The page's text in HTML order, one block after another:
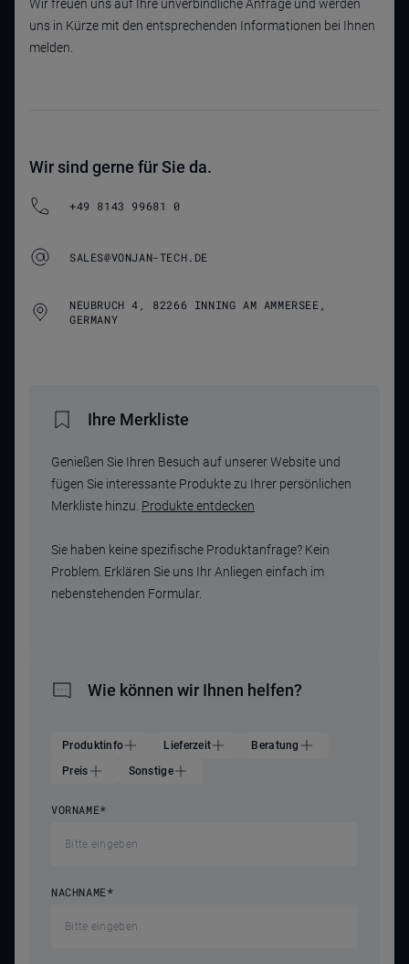
Wir freuen uns auf Ihre unverbindliche Anfrage und werden
uns in Kürze mit den entsprechenden Informationen bei Ihnen
melden.
Wir sind gerne für Sie da.
+49 8143 99681 0
SALES@VONJAN-TECH.DE
NEUBRUCH 4, 82266 INNING AM AMMERSEE,
GERMANY
Ihre Merkliste
Genießen Sie Ihren Besuch auf unserer Website und
fügen Sie interessante Produkte zu Ihrer persönlichen
Merkliste hinzu. Produkte entdecken
Sie haben keine spezifische Produktanfrage? Kein
Problem. Erklären Sie uns Ihr Anliegen einfach im
nebenstehenden Formular.
Wie können wir Ihnen helfen?
Produktinfo Lieferzeit
Beratung
Preis
Sonstige
VORNAME*
NACHNAME*